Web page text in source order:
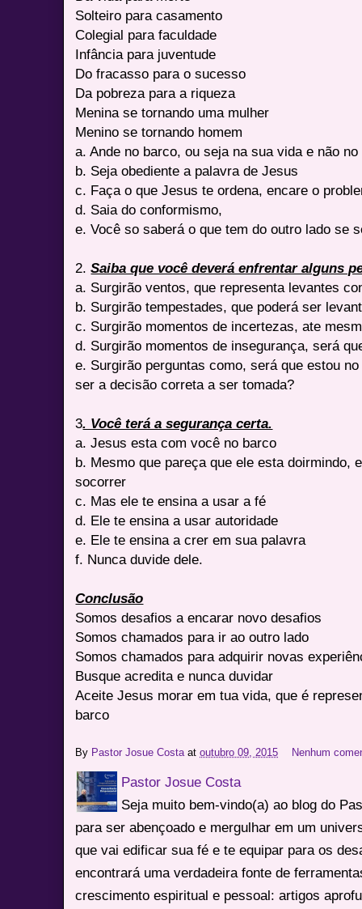
Solteiro para casamento
Colegial para faculdade
Infância para juventude
Do fracasso para o sucesso
Da pobreza para a riqueza
Menina se tornando uma mulher
Menino se tornando homem
a. Ande no barco, ou seja na sua vida e não
b. Seja obediente a palavra de Jesus
c. Faça o que Jesus te ordena, encare o
d. Saia do conformismo,
e. Você so saberá o que tem do outro lado se
2.Saiba que você deverá enfrentar alguns
a. Surgirão ventos, que representa levantes
b. Surgirão tempestades, que poderá ser
c. Surgirão momentos de incertezas, ate
d. Surgirão momentos de insegurança, será
e. Surgirão perguntas como, será que estou
ser a decisão correta a ser tomada?
3. Você terá a segurança certa.
a. Jesus esta com você no barco
b. Mesmo que pareça que ele esta doirmindo,
socorrer
c. Mas ele te ensina a usar a fé
d. Ele te ensina a usar autoridade
e. Ele te ensina a crer em sua palavra
f. Nunca duvide dele.
Conclusão
Somos desafios a encarar novo desafios
Somos chamados para ir ao outro lado
Somos chamados para adquirir novas
Busque acredita e nunca duvidar
Aceite Jesus morar em tua vida, que é
barco
By Pastor Josue Costa atoutubro 09, 2015 Nenhum
Pastor Josue Costa
Seja muito bem-vindo(a) ao blog do
para ser abençoado e mergulhar em um
que vai edificar sua fé e te equipar para os
encontrará uma verdadeira fonte de
crescimento espiritual e pessoal: artigos